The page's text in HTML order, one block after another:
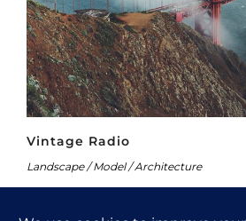
Vintage Radio
Landscape / Model / Architecture